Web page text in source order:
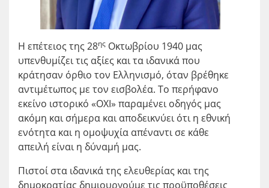
Η επέτειος της 28ης Οκτωβρίου 1940 μας
υπενθυμίζει τις αξίες και τα ιδανικά που
κράτησαν όρθιο τον Ελληνισμό, όταν βρέθηκε
αντιμέτωπος με τον εισβολέα. Το περήφανο
εκείνο ιστορικό «ΟΧΙ» παραμένει οδηγός μας
ακόμη και σήμερα και αποδεικνύει ότι η εθνική
ενότητα και η ομοψυχία απέναντι σε κάθε
απειλή είναι η δύναμή μας.
Πιστοί στα ιδανικά της ελευθερίας και της
δημοκρατίας δημιουργούμε τις προϋποθέσεις